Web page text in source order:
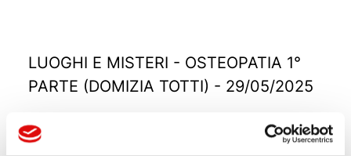
LUOGHI E MISTERI - OSTEOPATIA 1°
PARTE (DOMIZIA TOTTI) - 29/05/2025